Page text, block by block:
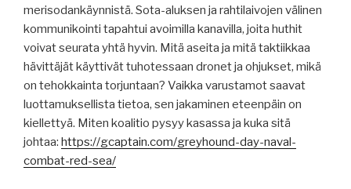
merisodankäynnistä. Sota-aluksen ja rahtilaivojen välinen
kommunikointi tapahtui avoimilla kanavilla, joita huthit
voivat seurata yhtä hyvin. Mitä aseita ja mitä taktiikkaa
hävittäjät käyttivät tuhotessaan dronet ja ohjukset, mikä
on tehokkainta torjuntaan? Vaikka varustamot saavat
luottamuksellista tietoa, sen jakaminen eteenpäin on
kiellettyä. Miten koalitio pysyy kasassa ja kuka sitä
johtaa: https://gcaptain.com/greyhound-day-naval-
combat-red-sea/